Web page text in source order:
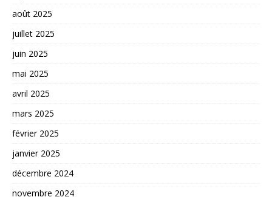
août 2025
juillet 2025
juin 2025
mai 2025
avril 2025
mars 2025
février 2025
janvier 2025
décembre 2024
novembre 2024